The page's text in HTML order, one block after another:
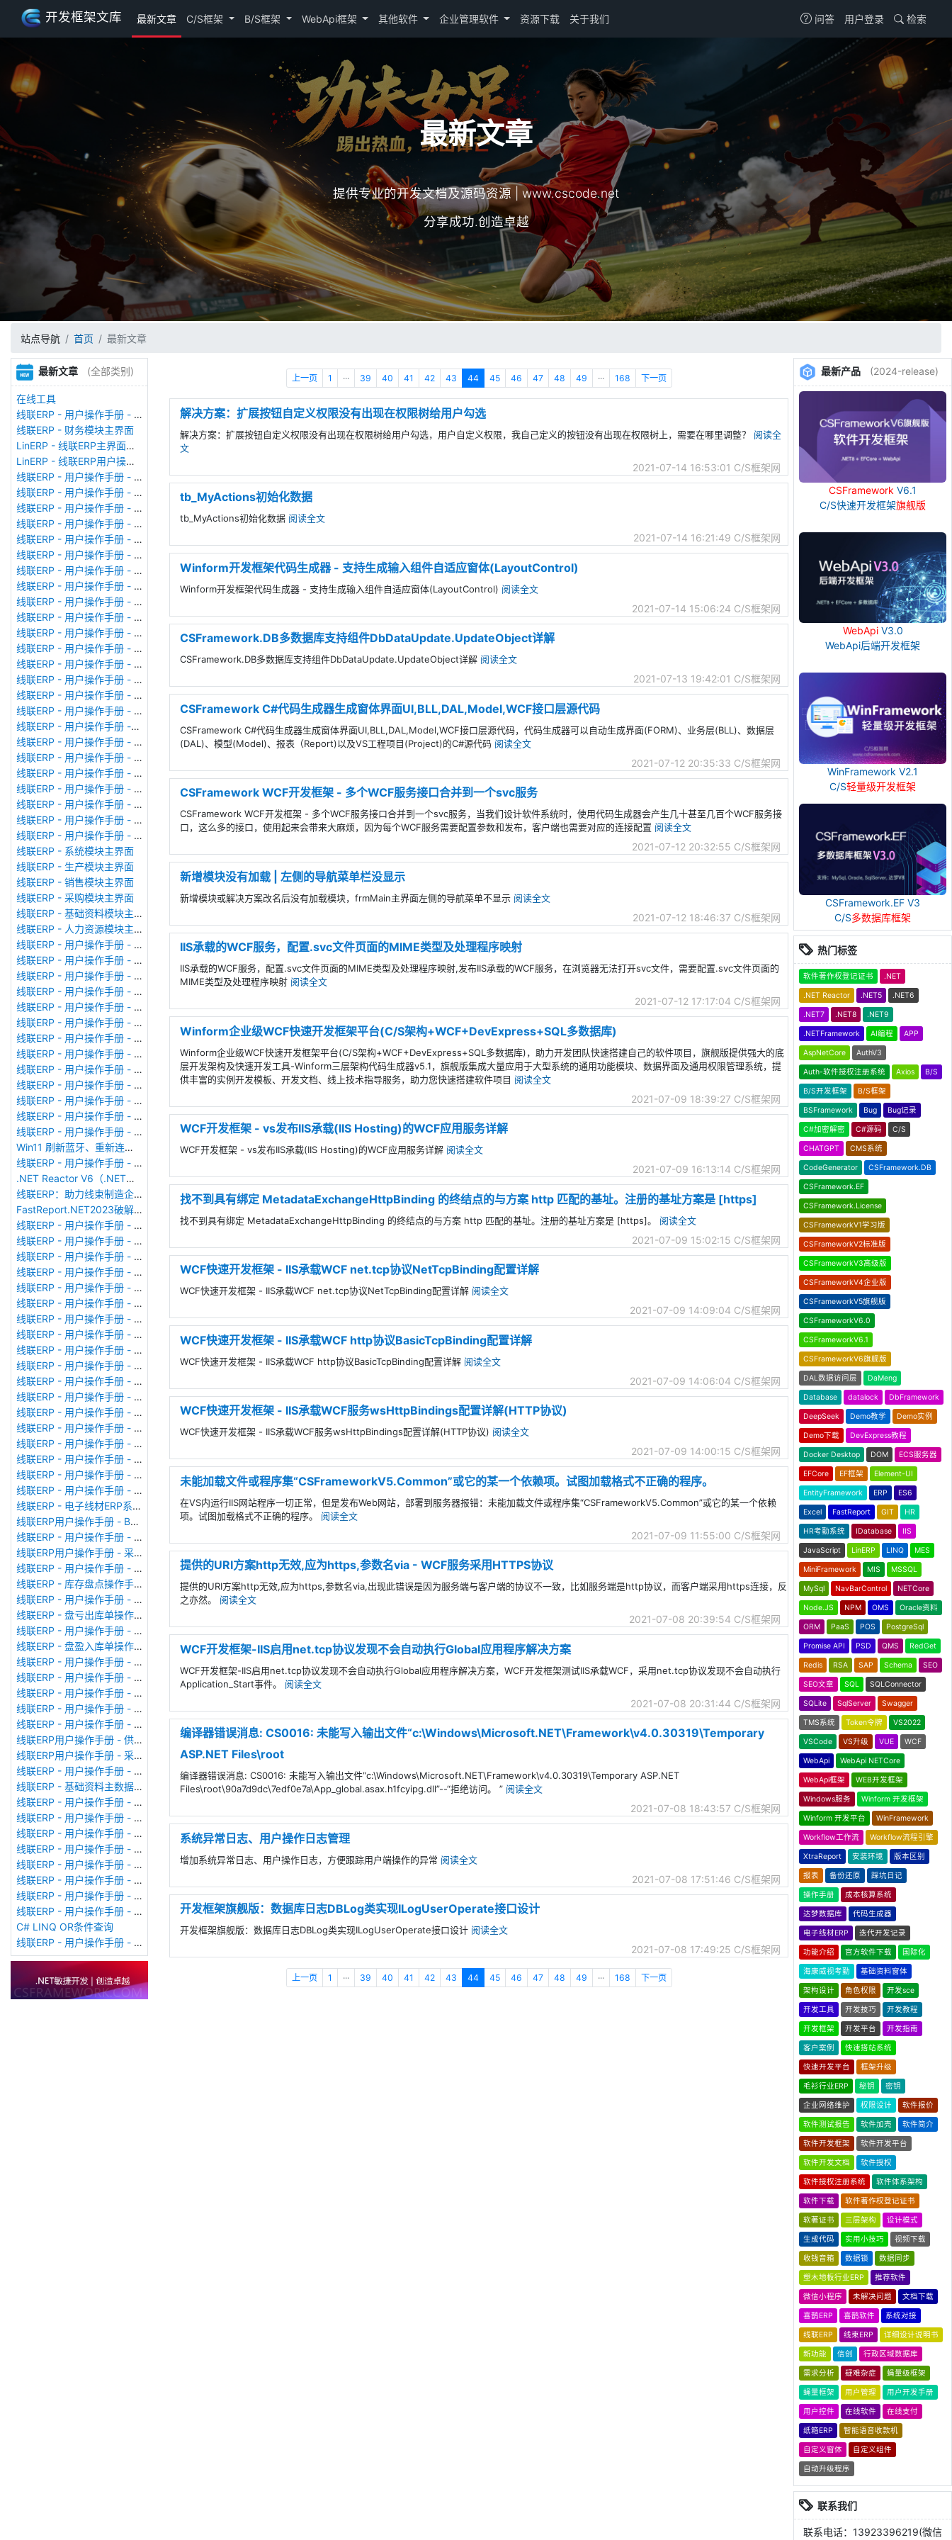
开发框架文库 最新文章 C/S框架 B/S框架 WebApi框架 其他软件 企业管理软件 资源下载 关于我们 问答 用户登录 检索
最新文章
提供专业的开发文档及源码资源 | www.cscode.net
分享成功.创造卓越
站点导航 首页 最新文章
最新文章 (全部类别)
在线工具
线联ERP - 用户操作手册 - 存货期初
线联ERP - 财务模块主界面
LinERP - 线联ERP主界面（HOME）
LinERP - 线联ERP用户操作手册 - 系统登陆
线联ERP - 用户操作手册 - 查看在线用户
线联ERP - 用户操作手册 - 数据备份
线联ERP - 用户操作手册 - 工厂管理
线联ERP - 用户操作手册 - 帐套管理
线联ERP - 用户操作手册 - 语种设置
线联ERP - 用户操作手册 - 国际化多语言
线联ERP - 用户操作手册 - 报表管理
线联ERP - 用户操作手册 - 字段名管理
线联ERP - 用户操作手册 - 模块管理
线联ERP - 用户操作手册 - 广播消息
线联ERP - 用户操作手册 - 审计日志
线联ERP - 用户操作手册 - 公司资料设置
线联ERP - 用户操作手册 - 系统参数设置
线联ERP - 用户操作手册 - 单据类型
线联ERP - 用户操作手册 - 号码规则
线联ERP - 用户操作手册 - 功能菜单
线联ERP - 用户操作手册 -分配临时角色
线联ERP - 用户操作手册 - 组织架构
线联ERP - 用户操作手册 - 用户管理
线联ERP - 用户操作手册 - 角色/岗位管理
线联ERP - 用户操作手册 - 暂估入库明细表
线联ERP - 用户操作手册 - 物料收发明细表
线联ERP - 用户操作手册 - 即时库存余额表
线联ERP - 用户操作手册 - 库存账龄分析表
线联ERP - 系统模块主界面
线联ERP - 生产模块主界面
线联ERP - 销售模块主界面
线联ERP - 采购模块主界面
线联ERP - 基础资料模块主界面
线联ERP - 人力资源模块主界面
线联ERP - 用户操作手册 - 个人考勤报表（横向）
线联ERP - 用户操作手册 - 部门考勤报表
线联ERP - 用户操作手册 - 个人考勤报表
线联ERP - 用户操作手册 - 考勤计算
线联ERP - 用户操作手册 - 节假日管理
线联ERP - 用户操作手册 - 请假管理
线联ERP - 用户操作手册 - 补卡管理
线联ERP - 用户操作手册 - 考勤设备管理
线联ERP - 用户操作手册 - 考勤参数配置
线联ERP - 用户操作手册 - 考勤设备绑定
线联ERP - 用户操作手册 - 员工档案
线联ERP - 用户操作手册 - 班次管理
线联ERP - 用户操作手册 - 排班管理
Win11 刷新蓝牙、重新连接蓝牙音响
线联ERP - 用户操作手册 - 成品入库单
.NET Reactor V6（.NET混淆器）加壳软件使用
线联ERP：助力线束制造企业迈向数智化新征程
FastReport.NET2023破解版去除水印DEMO VERSION (2025.1.14/2023.2.18版本)
线联ERP - 用户操作手册 - 系统初始化
线联ERP - 用户操作手册 - 财务科目
线联ERP - 用户操作手册 - 现金流量表
线联ERP - 用户操作手册 - 成本调整单
线联ERP - 用户操作手册 - 月结&结账
线联ERP - 用户操作手册 - 制作凭证
线联ERP - 用户操作手册 - 成本核算
线联ERP - 用户操作手册 - 往来核销单
线联ERP - 用户操作手册 - 采购发票
线联ERP - 用户操作手册 - 应收单据
线联ERP - 用户操作手册 - 供应商对账单
线联ERP - 用户操作手册 - 往来付款单
线联ERP - 用户操作手册 - 往来收款单
线联ERP - 用户操作手册 - 客户对账单
线联ERP - 用户操作手册 - 销售发票
线联ERP - 用户操作手册 - 应付单据
线联ERP - 用户操作手册 - 应付期初
线联ERP - 用户操作手册 - 应收期初
线联ERP - 电子线材ERP系统、线束ERP系统常用报表格式
线联ERP用户操作手册 - BOM管理
线联ERP - 用户操作手册 - 生产计划
线联ERP用户操作手册 - 采购申请单
线联ERP - 用户操作手册 - 仓库转换
线联ERP - 库存盘点操作手册
线联ERP - 用户操作手册 - 成品出库单
线联ERP - 盘亏出库单操作手册
线联ERP - 用户操作手册 - 其他出库单
线联ERP - 盘盈入库单操作手册
线联ERP - 用户操作手册 - 生产领料单
线联ERP - 用户操作手册 - 其他入库单
线联ERP - 用户操作手册 - 采购入库单
线联ERP - 用户操作手册 - 业务对账单（Sales Statement）
线联ERP - 用户操作手册 - 付款申请单
线联ERP用户操作手册 - 供应商价格表
线联ERP用户操作手册 - 采购订单
线联ERP - 用户操作手册 - 成本核算表
线联ERP - 基础资料主数据库列表
线联ERP - 用户操作手册 - 委外备料冲销单
线联ERP - 用户操作手册 - 委外加工单
线联ERP - 用户操作手册 - 生产备料单
线联ERP - 用户操作手册 - MRP计划统筹
线联ERP - 用户操作手册 - 报价单（Quotation Order）
线联ERP - 用户操作手册 - 形式发票（Proforma Invoice）
线联ERP - 用户操作手册 - 销售订单（Sales Order）
线联ERP - 用户操作手册 - 客户费用登记表
C# LINQ OR条件查询
线联ERP - 用户操作手册 - 客户价格表
上一页 1 ··· 39 40 41 42 43 44 45 46 47 48 49 ··· 168 下一页
解决方案：扩展按钮自定义权限没有出现在权限树给用户勾选
解决方案：扩展按钮自定义权限没有出现在权限树给用户勾选，用户自定义权限，我自己定义的按钮没有出现在权限树上，需要在哪里调整？ 阅读全
文
2021-07-14 16:53:01 C/S框架网
tb_MyActions初始化数据
tb_MyActions初始化数据 阅读全文
2021-07-14 16:21:49 C/S框架网
Winform开发框架代码生成器 - 支持生成输入组件自适应窗体(LayoutControl)
Winform开发框架代码生成器 - 支持生成输入组件自适应窗体(LayoutControl) 阅读全文
2021-07-14 15:06:24 C/S框架网
CSFramework.DB多数据库支持组件DbDataUpdate.UpdateObject详解
CSFramework.DB多数据库支持组件DbDataUpdate.UpdateObject详解 阅读全文
2021-07-13 19:42:01 C/S框架网
CSFramework C#代码生成器生成窗体界面UI,BLL,DAL,Model,WCF接口层源代码
CSFramework C#代码生成器生成窗体界面UI,BLL,DAL,Model,WCF接口层源代码，代码生成器可以自动生成界面(FORM)、业务层(BLL)、数据层
(DAL)、模型(Model)、报表（Report)以及VS工程项目(Project)的C#源代码 阅读全文
2021-07-12 20:35:33 C/S框架网
CSFramework WCF开发框架 - 多个WCF服务接口合并到一个svc服务
CSFramework WCF开发框架 - 多个WCF服务接口合并到一个svc服务，当我们设计软件系统时，使用代码生成器会产生几十甚至几百个WCF服务接
口，这么多的接口，使用起来会带来大麻烦，因为每个WCF服务需要配置参数和发布，客户端也需要对应的连接配置 阅读全文
2021-07-12 20:32:55 C/S框架网
新增模块没有加载 | 左侧的导航菜单栏没显示
新增模块或解决方案改名后没有加载模块，frmMain主界面左侧的导航菜单不显示 阅读全文
2021-07-12 18:46:37 C/S框架网
IIS承载的WCF服务，配置.svc文件页面的MIME类型及处理程序映射
IIS承载的WCF服务，配置.svc文件页面的MIME类型及处理程序映射,发布IIS承载的WCF服务，在浏览器无法打开svc文件，需要配置.svc文件页面的
MIME类型及处理程序映射 阅读全文
2021-07-12 17:17:04 C/S框架网
Winform企业级WCF快速开发框架平台(C/S架构+WCF+DevExpress+SQL多数据库)
Winform企业级WCF快速开发框架平台(C/S架构+WCF+DevExpress+SQL多数据库)，助力开发团队快速搭建自己的软件项目，旗舰版提供强大的底
层开发架构及快速开发工具-Winform三层架构代码生成器v5.1，旗舰版集成大量应用于大型系统的通用功能模块、数据界面及通用权限管理系统，提
供丰富的实例开发模板、开发文档、线上技术指导服务，助力您快速搭建软件项目 阅读全文
2021-07-09 18:39:27 C/S框架网
WCF开发框架 - vs发布IIS承载(IIS Hosting)的WCF应用服务详解
WCF开发框架 - vs发布IIS承载(IIS Hosting)的WCF应用服务详解 阅读全文
2021-07-09 16:13:14 C/S框架网
找不到具有绑定 MetadataExchangeHttpBinding 的终结点的与方案 http 匹配的基址。注册的基址方案是 [https]
找不到具有绑定 MetadataExchangeHttpBinding 的终结点的与方案 http 匹配的基址。注册的基址方案是 [https]。 阅读全文
2021-07-09 15:02:15 C/S框架网
WCF快速开发框架 - IIS承载WCF net.tcp协议NetTcpBinding配置详解
WCF快速开发框架 - IIS承载WCF net.tcp协议NetTcpBinding配置详解 阅读全文
2021-07-09 14:09:04 C/S框架网
WCF快速开发框架 - IIS承载WCF http协议BasicTcpBinding配置详解
WCF快速开发框架 - IIS承载WCF http协议BasicTcpBinding配置详解 阅读全文
2021-07-09 14:06:04 C/S框架网
WCF快速开发框架 - IIS承载WCF服务wsHttpBindings配置详解(HTTP协议)
WCF快速开发框架 - IIS承载WCF服务wsHttpBindings配置详解(HTTP协议) 阅读全文
2021-07-09 14:00:15 C/S框架网
未能加载文件或程序集“CSFrameworkV5.Common”或它的某一个依赖项。试图加载格式不正确的程序。
在VS内运行IIS网站程序一切正常，但是发布Web网站，部署到服务器报错：未能加载文件或程序集“CSFrameworkV5.Common”或它的某一个依赖
项。试图加载格式不正确的程序。 阅读全文
2021-07-09 11:55:00 C/S框架网
提供的URI方案http无效,应为https,参数名via - WCF服务采用HTTPS协议
提供的URI方案http无效,应为https,参数名via,出现此错误是因为服务端与客户端的协议不一致，比如服务端是http协议，而客户端采用https连接，反
之亦然。 阅读全文
2021-07-08 20:39:54 C/S框架网
WCF开发框架-IIS启用net.tcp协议发现不会自动执行Global应用程序解决方案
WCF开发框架-IIS启用net.tcp协议发现不会自动执行Global应用程序解决方案，WCF开发框架测试IIS承载WCF，采用net.tcp协议发现不会自动执行
Application_Start事件。 阅读全文
2021-07-08 20:31:44 C/S框架网
编译器错误消息: CS0016: 未能写入输出文件“c:\Windows\Microsoft.NET\Framework\v4.0.30319\Temporary
ASP.NET Files\root
编译器错误消息: CS0016: 未能写入输出文件“c:\Windows\Microsoft.NET\Framework\v4.0.30319\Temporary ASP.NET
Files\root\90a7d9dc\7edf0e7a\App_global.asax.h1fcyipg.dll”--“拒绝访问。 ” 阅读全文
2021-07-08 18:43:57 C/S框架网
系统异常日志、用户操作日志管理
增加系统异常日志、用户操作日志，方便跟踪用户端操作的异常 阅读全文
2021-07-08 17:51:46 C/S框架网
开发框架旗舰版：数据库日志DBLog类实现ILogUserOperate接口设计
开发框架旗舰版：数据库日志DBLog类实现ILogUserOperate接口设计 阅读全文
2021-07-08 17:49:25 C/S框架网
上一页 1 ··· 39 40 41 42 43 44 45 46 47 48 49 ··· 168 下一页
最新产品 (2024-release)
CSFramework V6.1
C/S快速开发框架旗舰版
WebApiV3.0
WebApi后端开发框架
WinFramework V2.1
C/S轻量级开发框架
CSFramework.EF V3
C/S多数据库框架
热门标签
软件著作权登记证书 .NET
.NET Reactor .NET5 .NET6
.NET7 .NET8 .NET9
.NETFramework AI编程 APP
AspNetCore AuthV3
Auth-软件授权注册系统 Axios B/S
B/S开发框架 B/S框架
BSFramework Bug Bug记录
C#加密解密 C#源码 C/S
CHATGPT CMS系统
CodeGenerator CSFramework.DB
CSFramework.EF
CSFramework.License
CSFrameworkV1学习版
CSFrameworkV2标准版
CSFrameworkV3高级版
CSFrameworkV4企业版
CSFrameworkV5旗舰版
CSFrameworkV6.0
CSFrameworkV6.1
CSFrameworkV6旗舰版
DAL数据访问层 DaMeng
Database datalock DbFramework
DeepSeek Demo教学 Demo实例
Demo下载 DevExpress教程
Docker Desktop DOM ECS服务器
EFCore EF框架 Element-UI
EntityFramework ERP ES6
Excel FastReport GIT HR
HR考勤系统 IDatabase IIS
JavaScript LinERP LINQ MES
MiniFramework MIS MSSQL
MySql NavBarControl NETCore
Node.JS NPM OMS Oracle资料
ORM PaaS POS PostgreSql
Promise API PSD QMS RedGet
Redis RSA SAP Schema SEO
SEO文章 SQL SQLConnector
SQLite SqlServer Swagger
TMS系统 Token令牌 VS2022
VSCode VS升级 VUE WCF
WebApi WebApi NETCore
WebApi框架 WEB开发框架
Windows服务 Winform 开发框架
Winform 开发平台 WinFramework
Workflow工作流 Workflow流程引擎
XtraReport 安装环境 版本区别
报表 备份还原 踩坑日记
操作手册 成本核算系统
达梦数据库 代码生成器
电子线材ERP 迭代开发记录
功能介绍 官方软件下载 国际化
海康威视考勤 基础资料窗体
架构设计 角色权限 开发sce
开发工具 开发技巧 开发教程
开发框架 开发平台 开发指南
客户案例 快速搭站系统
快速开发平台 框架升级
毛衫行业ERP 秘钥 密钥
企业网络维护 权限设计 软件报价
软件测试报告 软件加壳 软件简介
软件开发框架 软件开发平台
软件开发文档 软件授权
软件授权注册系统 软件体系架构
软件下载 软件著作权登记证书
软著证书 三层架构 设计模式
生成代码 实用小技巧 视频下载
收钱音箱 数据锁 数据同步
塑木地板行业ERP 推荐软件
微信小程序 未解决问题 文档下载
喜鹊ERP 喜鹊软件 系统对接
线联ERP 线束ERP 详细设计说明书
新功能 信创 行政区域数据库
需求分析 疑难杂症 蝇量级框架
蝇量框架 用户管理 用户开发手册
用户控件 在线软件 在线支付
纸箱ERP 智能语音收款机
自定义窗体 自定义组件
自动升级程序
联系我们
联系电话：13923396219(微信